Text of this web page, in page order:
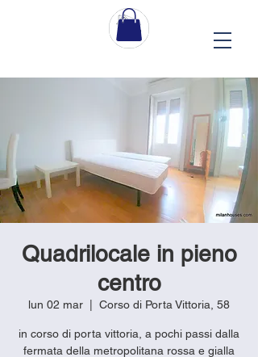
Quadrilocale in pieno
centro
lun 02 mar Corso di Porta Vittoria, 58
in corso di porta vittoria, a pochi passi dalla
fermata della metropolitana rossa e gialla